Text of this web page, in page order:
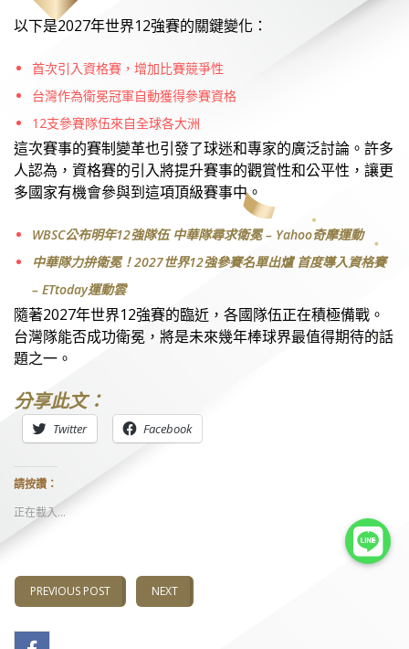
以下是2027年世界12強賽的關鍵變化：
首次引入資格賽，增加比賽競爭性
台灣作為衛冕冠軍自動獲得參賽資格
12支參賽隊伍來自全球各大洲
這次賽事的賽制變革也引發了球迷和專家的廣泛討論。許多
人認為，資格賽的引入將提升賽事的觀賞性和公平性，讓更
多國家有機會參與到這項頂級賽事中。
WBSC公布明年12強隊伍 中華隊尋求衛冕 – Yahoo奇摩運動
中華隊力拚衛冕！2027世界12強參賽名單出爐 首度導入資格賽
– ETtoday運動雲
隨著2027年世界12強賽的臨近，各國隊伍正在積極備戰。
台灣隊能否成功衛冕，將是未來幾年棒球界最值得期待的話
題之一。
分享此文：
Twitter Facebook
請按讚：
正在載入...
PREVIOUS POST NEXT